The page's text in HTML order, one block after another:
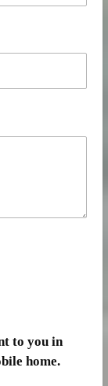
to you in
home.